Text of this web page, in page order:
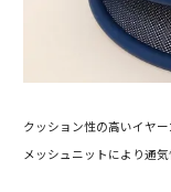
クッション性の高いイヤ
メッシュニットにより通